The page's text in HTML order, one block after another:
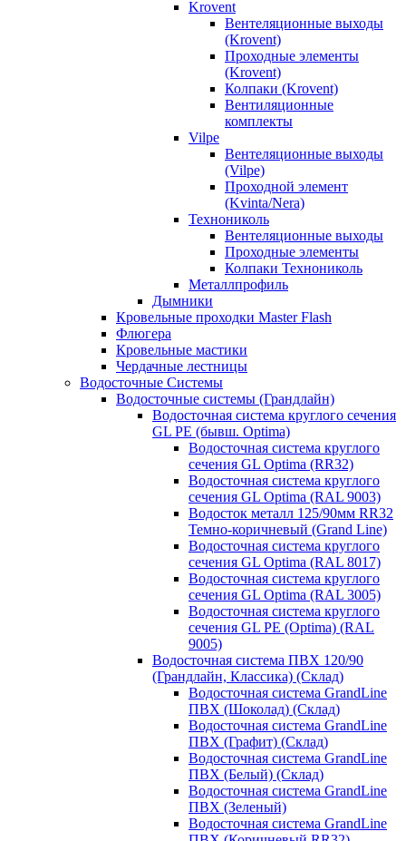
Krovent
Вентеляционные выходы
(Krovent)
Проходные элементы
(Krovent)
Колпаки (Krovent)
Вентиляционные
комплекты
Vilpe
Вентеляционные выходы
(Vilpe)
Проходной элемент
(Kvinta/Nera)
Технониколь
Вентеляционные выходы
Проходные элементы
Колпаки Технониколь
Металлпрофиль
Дымники
Кровельные проходки Master Flash
Флюгера
Кровельные мастики
Чердачные лестницы
Водосточные Системы
Водосточные системы (Грандлайн)
Водосточная система круглого сечения
GL PE (бывш. Optima)
Водосточная система круглого
сечения GL Optima (RR32)
Водосточная система круглого
сечения GL Optima (RAL 9003)
Водосток металл 125/90мм RR32
Темно-коричневый (Grand Line)
Водосточная система круглого
сечения GL Optima (RAL 8017)
Водосточная система круглого
сечения GL Optima (RAL 3005)
Водосточная система круглого
сечения GL PE (Optima) (RAL
9005)
Водосточная система ПВХ 120/90
(Грандлайн, Классика) (Склад)
Водосточная система GrandLine
ПВХ (Шоколад) (Склад)
Водосточная система GrandLine
ПВХ (Графит) (Склад)
Водосточная система GrandLine
ПВХ (Белый) (Склад)
Водосточная система GrandLine
ПВХ (Зеленый)
Водосточная система GrandLine